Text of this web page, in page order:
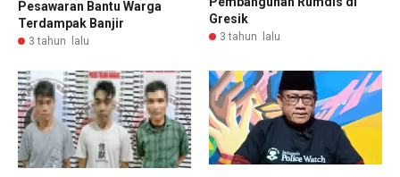
Pesawaran Bantu Warga
Terdampak Banjir
3 tahun lalu
Gresik
3 tahun lalu